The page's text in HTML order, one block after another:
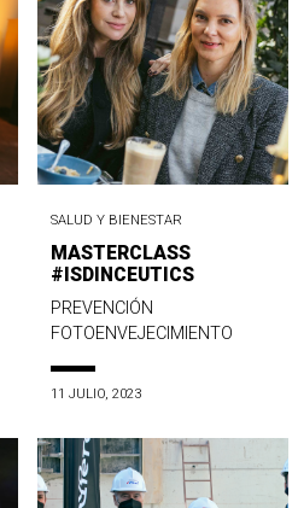
SALUD Y BIENESTAR
MASTERCLASS
#ISDINCEUTICS
PREVENCIÓN
FOTOENVEJECIMIENTO
11 JULIO, 2023